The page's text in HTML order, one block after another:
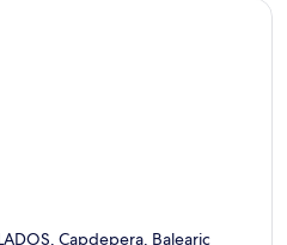
Capdepera, Balearic